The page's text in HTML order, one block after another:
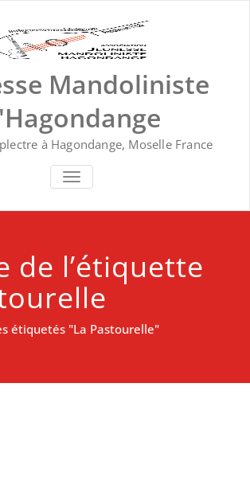
Mandoliniste
à Hagondange, Moselle France
TOGGLE NAVIGATION
de l’étiquette
étiquetés "La Pastourelle"